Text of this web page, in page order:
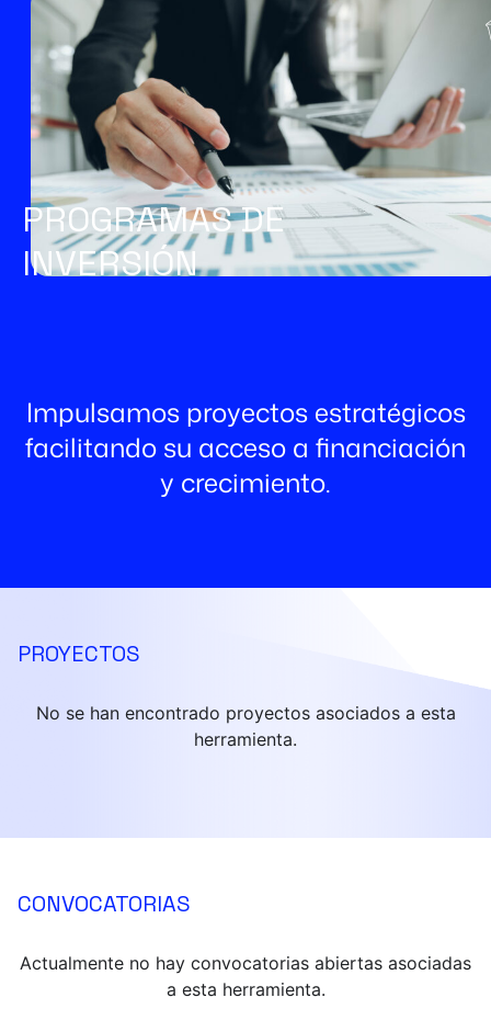
PROGRAMAS DE
INVERSIÓN
Impulsamos proyectos estratégicos
facilitando su acceso a financiación
y crecimiento.
PROYECTOS
No se han encontrado proyectos asociados a esta
herramienta.
CONVOCATORIAS
Actualmente no hay convocatorias abiertas asociadas
a esta herramienta.